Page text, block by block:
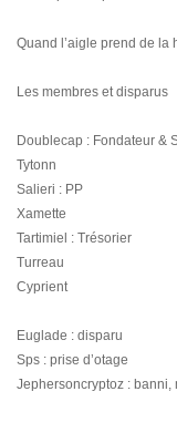
Quand l’aigle prend de la
Les membres et disparus
Doublecap : Fondateur &
Tytonn
Salieri : PP
Xamette
Tartimiel : Trésorier
Turreau
Cyprient
Euglade : disparu
Sps : prise d’otage
Jephersoncryptoz :